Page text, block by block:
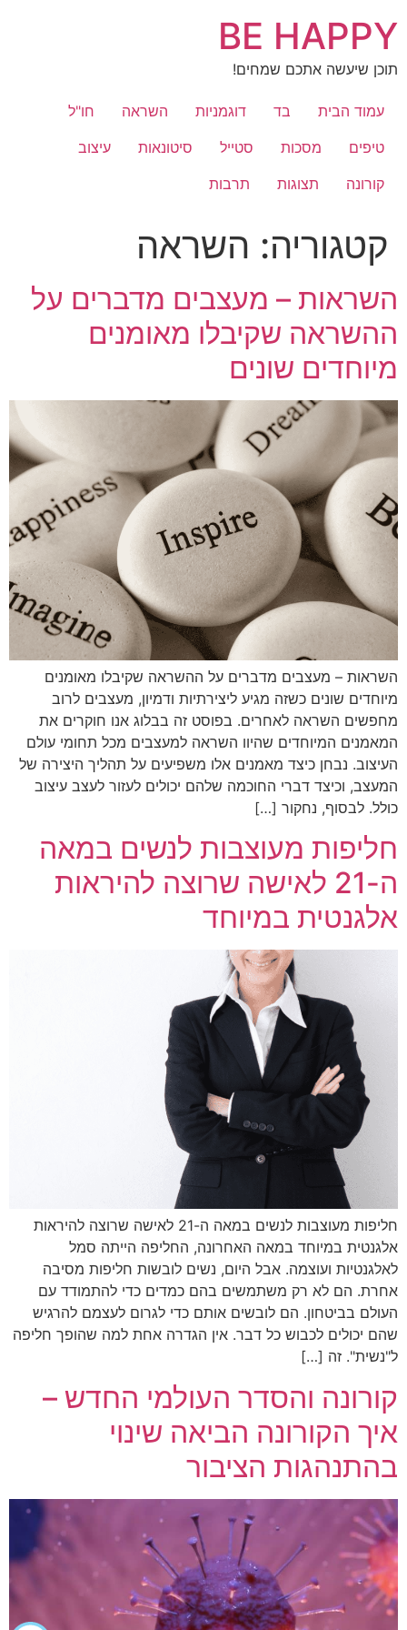
לתוכן
BE HAPPY
תוכן שיעשה אתכם שמחים!
עמוד הבית בד דוגמניות השראה
חו"ל
טיפים
מסכות סטייל סיטונאות
עיצוב
קורונה
תצוגות תרבות
קטגוריה: השראה
השראות – מעצבים מדברים על
ההשראה שקיבלו מאומנים
מיוחדים שונים
השראות – מעצבים מדברים על ההשראה שקיבלו מאומנים
מיוחדים שונים כשזה מגיע ליצירתיות ודמיון, מעצבים לרוב
מחפשים השראה לאחרים. בפוסט זה בבלוג אנו חוקרים את
המאמנים המיוחדים שהיוו השראה למעצבים מכל תחומי עולם
העיצוב. נבחן כיצד מאמנים אלו משפיעים על תהליך היצירה של
המעצב, וכיצד דברי החוכמה שלהם יכולים לעזור לעצב עיצוב
כולל. לבסוף, נחקור […]
חליפות מעוצבות לנשים במאה
ה-21 לאישה שרוצה להיראות
אלגנטית במיוחד
חליפות מעוצבות לנשים במאה ה-21 לאישה שרוצה להיראות
אלגנטית במיוחד במאה האחרונה, החליפה הייתה סמל
לאלגנטיות ועוצמה. אבל היום, נשים לובשות חליפות מסיבה
אחרת. הם לא רק משתמשים בהם כמדים כדי להתמודד עם
העולם בביטחון. הם לובשים אותם כדי לגרום לעצמם להרגיש
שהם יכולים לכבוש כל דבר. אין הגדרה אחת למה שהופך חליפה
ל"נשית". זה […]
קורונה והסדר העולמי החדש –
איך הקורונה הביאה שינוי
בהתנהגות הציבור